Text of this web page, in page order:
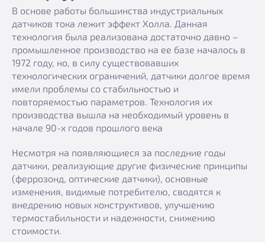
В основе работы большинства индустриальных
датчиков тока лежит эффект Холла. Данная
технология была реализована достаточно давно –
промышленное производство на ее базе началось в
1972 году, но, в силу существовавших
технологических ограничений, датчики долгое время
имели проблемы со стабильностью и
повторяемостью параметров. Технология их
производства вышла на необходимый уровень в
начале 90-х годов прошлого века
Несмотря на появляющиеся за последние годы
датчики, реализующие другие физические принципы
(феррозонд, оптические датчики), основные
изменения, видимые потребителю, сводятся к
внедрению новых конструктивов, улучшению
термостабильности и надежности, снижению
стоимости.